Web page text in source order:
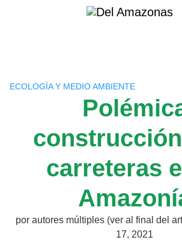
ECOLOGÍA Y MEDIO AMBIENTE
carreteras
por autores múltiples (ver al final del
17, 2021